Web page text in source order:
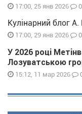
17:00, 25 янв 2026 0
Кулінарний блог
17:00, 29 янв 2026 0
У 2026 році
Лозуватською
15:12, 11 мар 2026